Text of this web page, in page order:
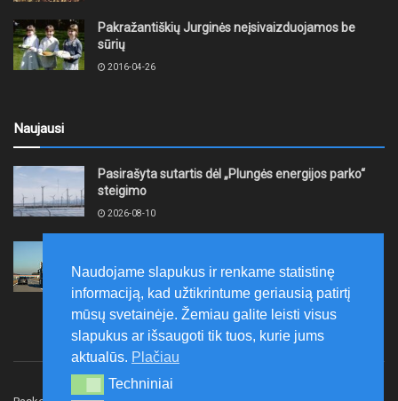
Pakražantiškių Jurginės neįsivaizduojamos be
sūrių
2016-04-26
Naujausi
Pasirašyta sutartis dėl „Plungės energijos parko“
steigimo
2026-08-10
degalinėse sumažėjo
2026-08-10
Naudojame slapukus ir renkame statistinę
informaciją, kad užtikrintume geriausią patirtį
mūsų svetainėje. Žemiau galite leisti visus
slapukus ar išsaugoti tik tuos, kurie jums
aktualūs. Plačiau
Techniniai
Techniniai